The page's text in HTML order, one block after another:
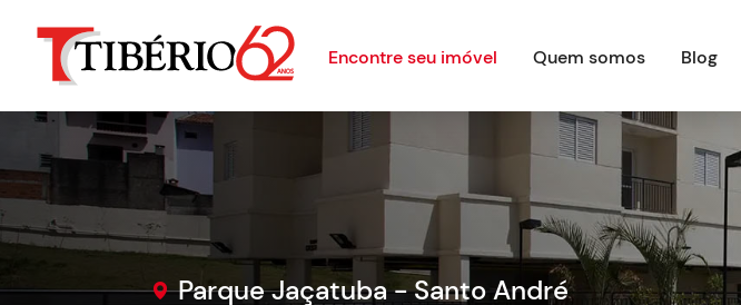
Encontre seu imóvel Quem somos Blog
Parque Jaçatuba - Santo André